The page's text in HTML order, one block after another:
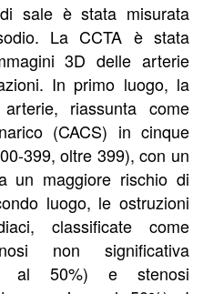
sale è stata misurata
La CCTA è stata
3D delle arterie
In primo luogo, la
riassunta come
(CACS) in cinque
399, oltre 399), con un
un maggiore rischio di
luogo, le ostruzioni
classificate come
non significativa
al 50%) e stenosi